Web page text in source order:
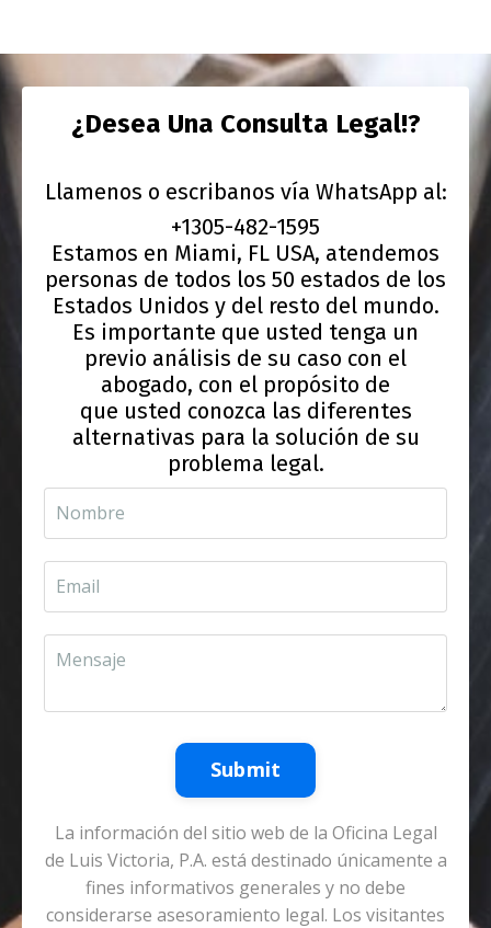
¿Desea Una Consulta Legal!?
Llamenos o escribanos vía WhatsApp al:
+1305-482-1595
Estamos en Miami, FL USA, atendemos
personas de todos los 50 estados de los
Estados Unidos y del resto del mundo.
Es importante que usted tenga un
previo análisis de su caso con el
abogado, con el propósito de
que usted conozca las diferentes
alternativas para la solución de su
problema legal.
Submit
La información del sitio web de la Oficina Legal
de Luis Victoria, P.A. está destinado únicamente a
fines informativos generales y no debe
considerarse asesoramiento legal. Los visitantes